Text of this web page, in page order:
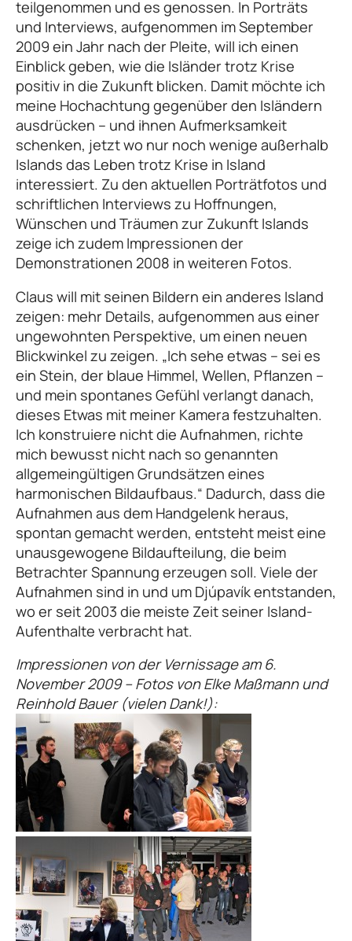
teilgenommen und es genossen. In Porträts
und Interviews, aufgenommen im September
2009 ein Jahr nach der Pleite, will ich einen
Einblick geben, wie die Isländer trotz Krise
positiv in die Zukunft blicken. Damit möchte ich
meine Hochachtung gegenüber den Isländern
ausdrücken – und ihnen Aufmerksamkeit
schenken, jetzt wo nur noch wenige außerhalb
Islands das Leben trotz Krise in Island
interessiert. Zu den aktuellen Porträtfotos und
schriftlichen Interviews zu Hoffnungen,
Wünschen und Träumen zur Zukunft Islands
zeige ich zudem Impressionen der
Demonstrationen 2008 in weiteren Fotos.
Claus will mit seinen Bildern ein anderes Island
zeigen: mehr Details, aufgenommen aus einer
ungewohnten Perspektive, um einen neuen
Blickwinkel zu zeigen. „Ich sehe etwas – sei es
ein Stein, der blaue Himmel, Wellen, Pflanzen –
und mein spontanes Gefühl verlangt danach,
dieses Etwas mit meiner Kamera festzuhalten.
Ich konstruiere nicht die Aufnahmen, richte
mich bewusst nicht nach so genannten
allgemeingültigen Grundsätzen eines
harmonischen Bildaufbaus.“ Dadurch, dass die
Aufnahmen aus dem Handgelenk heraus,
spontan gemacht werden, entsteht meist eine
unausgewogene Bildaufteilung, die beim
Betrachter Spannung erzeugen soll. Viele der
Aufnahmen sind in und um Djúpavík entstanden,
wo er seit 2003 die meiste Zeit seiner Island-
Aufenthalte verbracht hat.
Impressionen von der Vernissage am 6.
November 2009 – Fotos von Elke Maßmann und
Reinhold Bauer (vielen Dank!):